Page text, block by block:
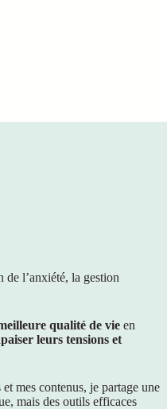
de l’anxiété, la gestion
qualité de vie en
leurs tensions et
mes contenus, je partage une
mais des outils efficaces